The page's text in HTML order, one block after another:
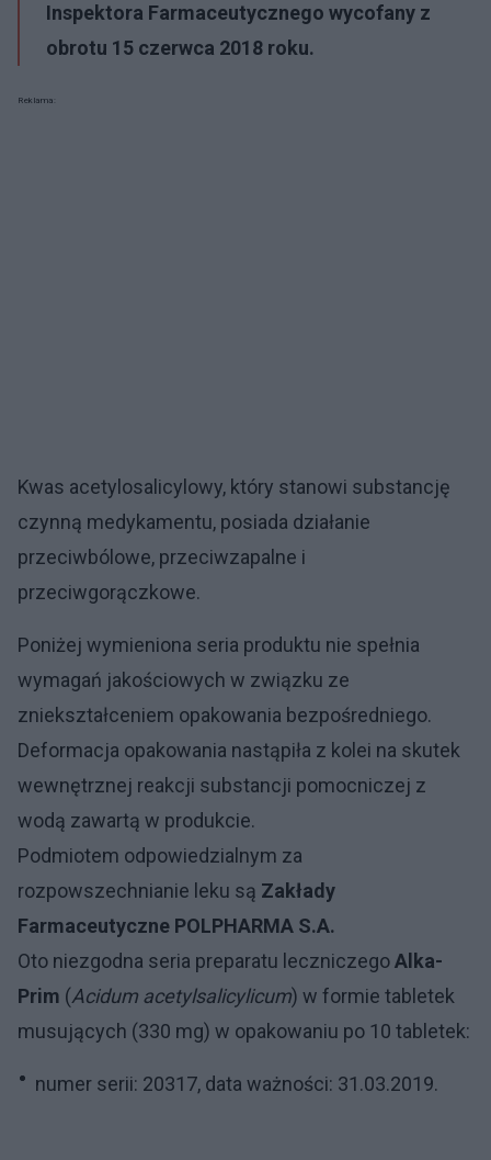
Inspektora Farmaceutycznego wycofany z
obrotu 15 czerwca 2018 roku.
Reklama:
Kwas acetylosalicylowy, który stanowi substancję
czynną medykamentu, posiada działanie
przeciwbólowe, przeciwzapalne i
przeciwgorączkowe.
Poniżej wymieniona seria produktu nie spełnia
wymagań jakościowych w związku ze
zniekształceniem opakowania bezpośredniego.
Deformacja opakowania nastąpiła z kolei na skutek
wewnętrznej reakcji substancji pomocniczej z
wodą zawartą w produkcie.
Podmiotem odpowiedzialnym za
rozpowszechnianie leku są Zakłady
Farmaceutyczne POLPHARMA S.A.
Oto niezgodna seria preparatu leczniczegoAlka-
Prim (Acidum acetylsalicylicum) w formie tabletek
musujących (330 mg) w opakowaniu po 10 tabletek:
numer serii: 20317, data ważności: 31.03.2019.